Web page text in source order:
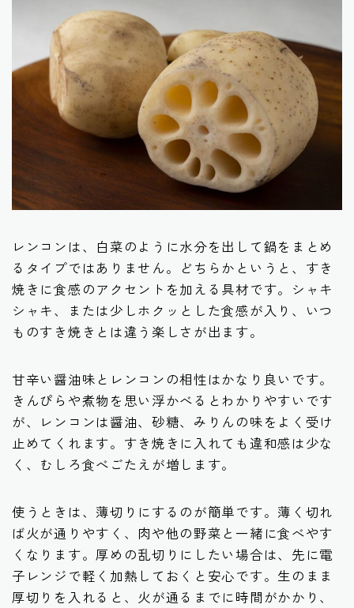
レンコンは、白菜のように水分を出して鍋をまとめ
るタイプではありません。どちらかというと、すき
焼きに食感のアクセントを加える具材です。シャキ
シャキ、または少しホクッとした食感が入り、いつ
ものすき焼きとは違う楽しさが出ます。
甘辛い醤油味とレンコンの相性はかなり良いです。
きんぴらや煮物を思い浮かべるとわかりやすいです
が、レンコンは醤油、砂糖、みりんの味をよく受け
止めてくれます。すき焼きに入れても違和感は少な
く、むしろ食べごたえが増します。
使うときは、薄切りにするのが簡単です。薄く切れ
ば火が通りやすく、肉や他の野菜と一緒に食べやす
くなります。厚めの乱切りにしたい場合は、先に電
子レンジで軽く加熱しておくと安心です。生のまま
厚切りを入れると、火が通るまでに時間がかかり、